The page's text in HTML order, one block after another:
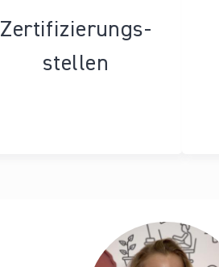
Zertifizierungs­
stellen